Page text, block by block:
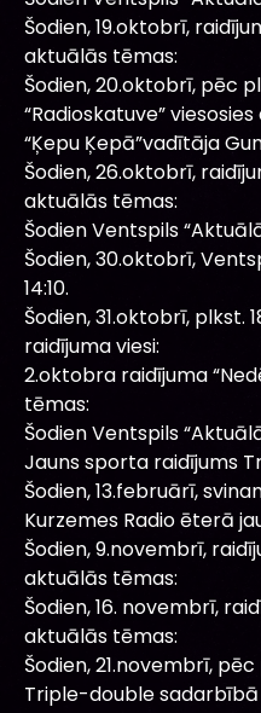
Šodien, 19.oktobrī,
aktuālās tēmas:
Šodien, 20.oktobrī, pēc
“Radioskatuve”
“Ķepu Ķepā”vadītāja
Šodien, 26.oktobrī,
aktuālās tēmas:
Šodien Ventspils
Šodien, 30.oktobrī,
14:10.
Šodien, 31.oktobrī, plkst.
raidījuma viesi:
2.oktobra raidījuma
tēmas:
Šodien Ventspils
Jauns sporta raidījums
Šodien, 13.februārī,
Kurzemes Radio ēterā
Šodien, 9.novembrī,
aktuālās tēmas:
Šodien, 16. novembrī,
aktuālās tēmas:
Šodien, 21.novembrī,
Triple-double